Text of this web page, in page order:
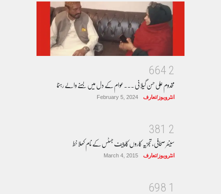
2
4
6
6
مخدوم علی حسن گیلانی ۔۔۔عوام کے دل میں بسنے والے رہنما
انٹرویوز/تعارف February 5, 2024
2
1
8
3
سینئر صحافی، تجزیہ کاروں کا چیف جسٹس کے نام کھلا خط
انٹرویوز/تعارف March 4, 2015
1
8
9
6